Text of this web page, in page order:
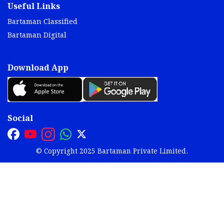
Useful Links
Bartaman Classified
Bartaman Digital
Download App
Social
© Copyright 2025 Bartaman Private Limited.